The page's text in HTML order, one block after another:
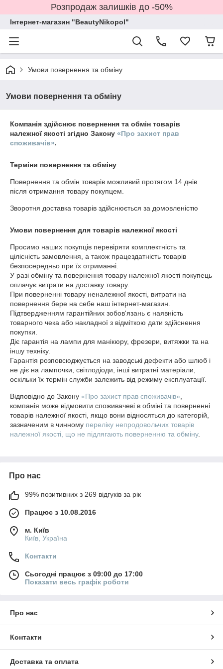
Розпродаж залишків до -50%
Інтернет-магазин "BeautyNikopol"
Умови повернення та обміну
Умови повернення та обміну
Компанія здійснює повернення та обмін товарів
належної якості згідно Закону «Про захист прав
споживачів».
Терміни повернення та обміну
Повернення та обмін товарів можливий протягом 14 днів
після отримання товару покупцем.
Зворотня доставка товарів здійснюється за домовленістю
Умови повернення для товарів належної якості
Просимо наших покупців перевіряти комплектність та
цілісність замовлення, а також працездатність товарів
безпосередньо при їх отриманні.
У разі обміну та повернення товару належної якості покупець
оплачує витрати на доставку товару.
При поверненні товару неналежної якості, витрати на
повернення бере на себе наш інтернет-магазин.
Підтвердженням гарантійних зобов'язань є наявність
товарного чека або накладної з відміткою дати здійснення
покупки.
Діє гарантія на лампи для манікюру, фрезери, витяжки та на
іншу техніку.
Гарантія розповсюджується на заводські дефекти або шлюб і
не діє на лампочки, світлодіоди, інші витратні матеріали,
оскільки їх термін служби залежить від режиму експлуатації.
Відповідно до Закону «Про захист прав споживачів»
компанія може відмовити споживачеві в обміні та поверненні
товарів належної якості, якщо вони відносяться до категорій,
зазначеним в чинному переліку непродовольчих товарів
належної якості, що не підлягають поверненню та обміну.
Про нас
99% позитивних з 269 відгуків за рік
Працює з 10.08.2016
м. Київ
Київ, Україна
Контакти
Сьогодні працює з 09:00 до 17:00
Показати весь графік роботи
Про нас
Контакти
Доставка та оплата